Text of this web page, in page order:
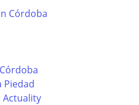
Córdoba
Piedad
Actuality